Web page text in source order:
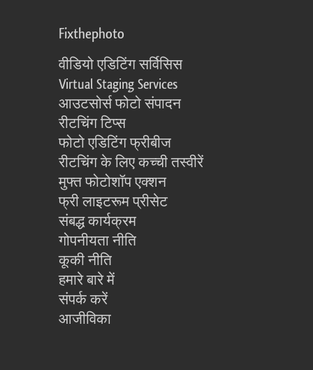
Fixthephoto
वीडियो एडिटिंग सर्विसिस
Virtual Staging Services
आउटसोर्स फोटो संपादन
रीटचिंग टिप्स
फोटो एडिटिंग फ्रीबीज
रीटचिंग के लिए कच्ची तस्वीरें
मुफ्त फोटोशॉप एक्शन
फ्री लाइटरूम प्रीसेट
संबद्ध कार्यक्रम
गोपनीयता नीति
कूकी नीति
हमारे बारे में
संपर्क करें
आजीविका